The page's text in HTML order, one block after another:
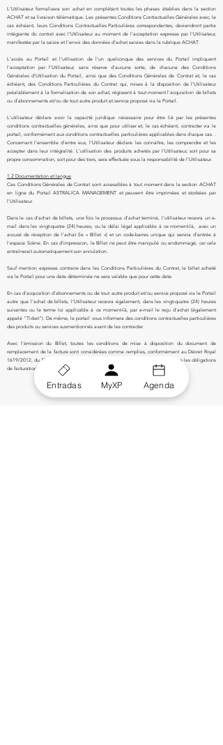
L'Utilisateur formalisera son achat en complétant toutes les phases établies dans la section
ACHAT et sa livraison télématique. Les présentes Conditions Contractuelles Générales avec, le
cas échéant, leurs Conditions Contractuelles Particulières correspondantes, deviendront partie
intégrante du contrat avec l'Utilisateur au moment de l'acceptation expresse par l'Utilisateur,
manifestée par la saisie et l'envoi des données d'achat saisies dans la rubrique ACHAT.
L'accès au Portail et l'utilisation de l'un quelconque des services du Portail impliquent
l'acceptation par l'Utilisateur, sans réserve d'aucune sorte, de chacune des Conditions
Générales d'Utilisation du Portail, ainsi que des Conditions Générales de Contrat et, le cas
échéant, des Conditions Particulières du Contrat qui, mises à la disposition de l'Utilisateur
préalablement à la formalisation de son achat, régissent à tout moment l'acquisition de billets
ou d'abonnements et/ou de tout autre produit et service proposé via le Portail.
L'utilisateur déclare avoir la capacité juridique nécessaire pour être lié par les présentes
conditions contractuelles générales, ainsi que pour utiliser et, le cas échéant, contracter via le
portail, conformément aux conditions contractuelles particulières applicables dans chaque cas. .
Concernant l'ensemble d'entre eux, l'Utilisateur déclare les connaître, les comprendre et les
accepter dans leur intégralité. L'utilisation des produits achetés par l'Utilisateur, soit pour sa
propre consommation, soit pour des tiers, sera effectuée sous la responsabilité de l'Utilisateur.
1.2 Documentation et langue
Ces Conditions Générales de Contrat sont accessibles à tout moment dans la section ACHAT
en ligne du Portail ASTRALICA MANAGEMENT et peuvent être imprimées et stockées par
l'Utilisateur.
Dans le cas d'achat de billets, une fois le processus d'achat terminé, l'utilisateur recevra un e-
mail dans les vingt-quatre (24) heures, ou le délai légal applicable à ce moment-là, avec un
accusé de réception de l'achat (le « Billet ») et un code-barres unique qui servira d'entrée à
l'espace Scène. En cas d'impression, le Billet ne peut être manipulé ou endommagé, car cela
entraînerait automatiquement son annulation.
Sauf mention expresse contraire dans les Conditions Particulières du Contrat, le billet acheté
via le Portail pour une date déterminée ne sera valable que pour cette date.
En cas d'acquisition d'abonnements ou de tout autre produit et/ou service proposé via le Portail
autre que l'achat de billets, l'Utilisateur recevra également, dans les vingt-quatre (24) heures
suivantes ou le terme loi applicable à ce moment-là, par e-mail le reçu d'achat (également
appelé "Ticket"). De même, le portail vous informera des conditions contractuelles particulières
des produits ou services susmentionnés avant de les contracter.
Avec l'émission du Billet, toutes les conditions de mise à disposition du document de
remplacement de la facture sont considérées comme remplies, conformément au Décret Royal
1619/2012, du 30 novembre, qui approuve le Règlement qui réglemente toutes les obligations
de facturation.
Entradas MyXP Agenda